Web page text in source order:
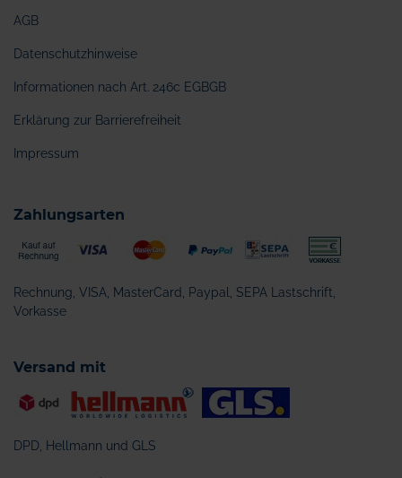
AGB
Datenschutzhinweise
Informationen nach Art. 246c EGBGB
Erklärung zur Barrierefreiheit
Impressum
Zahlungsarten
Rechnung, VISA, MasterCard, Paypal, SEPA Lastschrift,
Vorkasse
Versand mit
DPD, Hellmann und GLS